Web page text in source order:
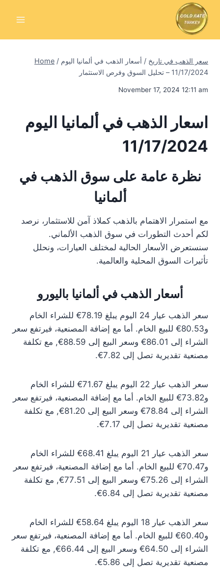
Home / سعر الذهب في تاريخ / أسعار الذهب في ألمانيا اليوم
11/17/2024 – تحليل السوق وفرص الاستثمار
November 17, 2024 12:11 am
اسعار الذهب في ألمانيا اليوم
11/17/2024
نظرة عامة على سوق الذهب في
ألمانيا
مع استمرار الاهتمام بالذهب كملاذ آمن للاستثمار، نرصد
لكم أحدث التطورات في سوق الذهب الألماني.
سنستعرض الأسعار الحالية لمختلف العيارات، ونحلل
تأثيرات السوق المحلية والعالمية.
أسعار الذهب في ألمانيا باليورو
سعر الذهب عيار 24 اليوم يبلغ 78.19€ للشراء الخام
و80.53€ للبيع الخام. أما مع إضافة المصنعية، فيرتفع سعر
الشراء إلى 86.01€ وسعر البيع إلى 88.59€, مع تكلفة
مصنعية تقديرية تصل إلى 7.82€.
سعر الذهب عيار 22 اليوم يبلغ 71.67€ للشراء الخام
و73.82€ للبيع الخام. أما مع إضافة المصنعية، فيرتفع سعر
الشراء إلى 78.84€ وسعر البيع إلى 81.20€, مع تكلفة
مصنعية تقديرية تصل إلى 7.17€.
سعر الذهب عيار 21 اليوم يبلغ 68.41€ للشراء الخام
و70.47€ للبيع الخام. أما مع إضافة المصنعية، فيرتفع سعر
الشراء إلى 75.26€ وسعر البيع إلى 77.51€, مع تكلفة
مصنعية تقديرية تصل إلى 6.84€.
سعر الذهب عيار 18 اليوم يبلغ 58.64€ للشراء الخام
و60.40€ للبيع الخام. أما مع إضافة المصنعية، فيرتفع سعر
الشراء إلى 64.50€ وسعر البيع إلى 66.44€, مع تكلفة
مصنعية تقديرية تصل إلى 5.86€.